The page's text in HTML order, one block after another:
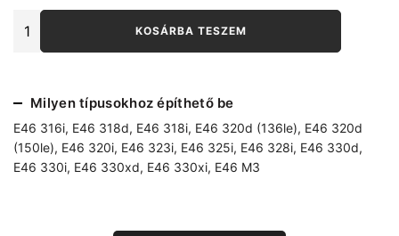
E46
rugótányér
KOSÁRBA TESZEM
Milyen típusokhoz építhető be
E46 316i, E46 318d, E46 318i, E46 320d (136le), E46 320d
(150le), E46 320i, E46 323i, E46 325i, E46 328i, E46 330d,
E46 330i, E46 330xd, E46 330xi, E46 M3